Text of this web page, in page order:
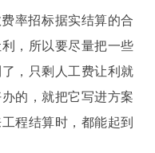
率招标据实结算的合
，所以要尽量把一些
，只剩人工费让利就
的，就把它写进方案
程结算时，都能起到